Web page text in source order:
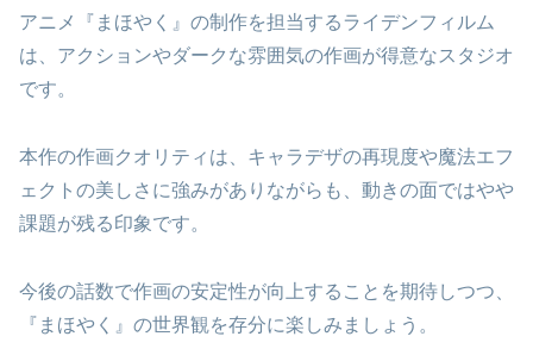
アニメ『まほやく』の制作を担当するライデンフィルム
は、アクションやダークな雰囲気の作画が得意なスタジオ
です。
本作の作画クオリティは、キャラデザの再現度や魔法エフ
ェクトの美しさに強みがありながらも、動きの面ではやや
課題が残る印象です。
今後の話数で作画の安定性が向上することを期待しつつ、
『まほやく』の世界観を存分に楽しみましょう。